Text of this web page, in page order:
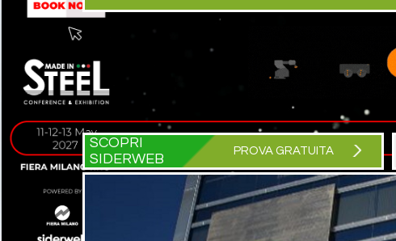
SCOPRI
SIDERWEB
PROVA GRATUITA